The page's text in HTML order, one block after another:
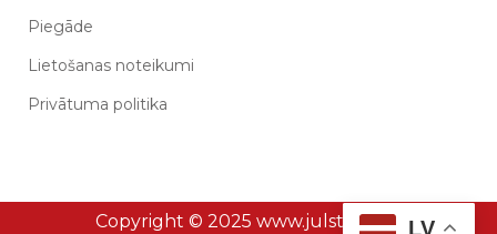
Piegāde
Lietošanas noteikumi
Privātuma politika
Copyright © 2025 www.julstamp.lv LV